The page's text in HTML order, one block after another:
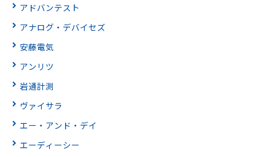
アドバンテスト
アナログ・デバイセズ
安藤電気
アンリツ
岩通計測
ヴァイサラ
エー・アンド・デイ
エーディーシー